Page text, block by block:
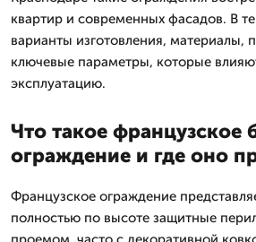
квартир и современных фасадов. В
варианты изготовления, материалы,
ключевые параметры, которые
эксплуатацию.
Что такое французское
ограждение и где оно
Французское ограждение
полностью по высоте защитные